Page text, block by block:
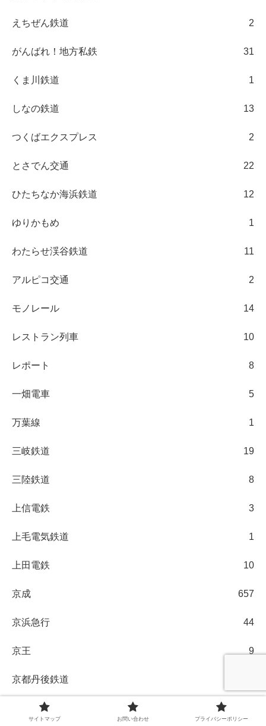
えちぜん鉄道 2
がんばれ！地方私鉄 31
くま川鉄道 1
しなの鉄道 13
つくばエクスプレス 2
とさでん交通 22
ひたちなか海浜鉄道 12
ゆりかもめ 1
わたらせ渓谷鉄道 11
アルピコ交通 2
モノレール 14
レストラン列車 10
レポート 8
一畑電車 5
万葉線 1
三岐鉄道 19
三陸鉄道 8
上信電鉄 3
上毛電気鉄道 1
上田電鉄 10
京成 657
京浜急行 44
京王 9
京都丹後鉄道
京都市電
サイトマップ お問い合わせ プライバシーポリシー